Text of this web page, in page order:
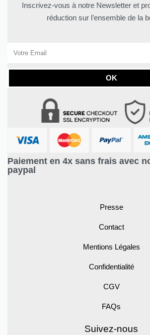
Inscrivez-vous à notre Newsletter et
réduction sur l’ensemble de la
OK
Paiement en 4x sans frais avec
paypal
Presse
Contact
Mentions Légales
Confidentialité
CGV
FAQs
Suivez-nous